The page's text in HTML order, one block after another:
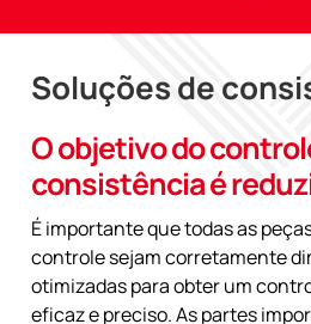
Soluções de
O objetivo do
consistência é
É importante que todas as
controle sejam corretamente
otimizadas para obter um
eficaz e preciso. As partes